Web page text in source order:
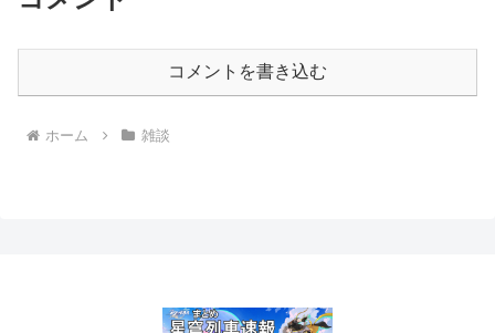
コメントを書き込む
ホーム 雑談